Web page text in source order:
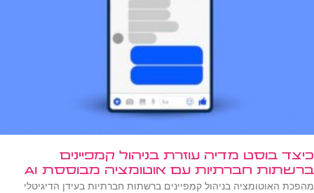
כיצד בוסט מדיה עוזרת בניהול קמפיינים
ברשתות חברתיות עם אוטומציה מבוססת AI
מהפכת האוטומציה בניהול קמפיינים ברשתות חברתיות בעידן הדיגיטלי